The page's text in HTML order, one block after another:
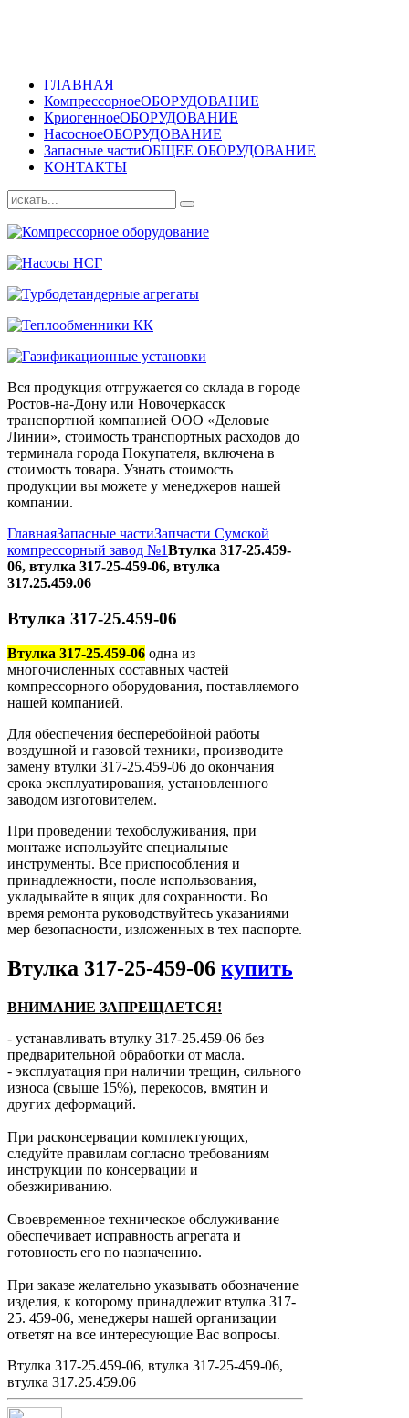
ГЛАВНАЯ
КомпрессорноеОБОРУДОВАНИЕ
КриогенноеОБОРУДОВАНИЕ
НасосноеОБОРУДОВАНИЕ
Запасные частиОБЩЕЕ ОБОРУДОВАНИЕ
КОНТАКТЫ
Вся продукция отгружается со склада в городе
Ростов-на-Дону или Новочеркасск
транспортной компанией ООО «Деловые
Линии», стоимость транспортных расходов до
терминала города Покупателя, включена в
стоимость товара. Узнать стоимость
продукции вы можете у менеджеров нашей
компании.
ГлавнаяЗапасные частиЗапчасти Сумской
компрессорный завод №1Втулка 317-25.459-
06, втулка 317-25-459-06, втулка
317.25.459.06
Втулка 317-25.459-06
Втулка 317-25.459-06 одна из
многочисленных составных частей
компрессорного оборудования, поставляемого
нашей компанией.
Для обеспечения бесперебойной работы
воздушной и газовой техники, производите
замену втулки 317-25.459-06 до окончания
срока эксплуатирования, установленного
заводом изготовителем.
При проведении техобслуживания, при
монтаже используйте специальные
инструменты. Все приспособления и
принадлежности, после использования,
укладывайте в ящик для сохранности. Во
время ремонта руководствуйтесь указаниями
мер безопасности, изложенных в тех паспорте.
Втулка 317-25-459-06 купить
ВНИМАНИЕ ЗАПРЕЩАЕТСЯ!
- устанавливать втулку 317-25.459-06 без
предварительной обработки от масла.
- эксплуатация при наличии трещин, сильного
износа (свыше 15%), перекосов, вмятин и
других деформаций.
При расконсервации комплектующих,
следуйте правилам согласно требованиям
инструкции по консервации и
обезжириванию.
Своевременное техническое обслуживание
обеспечивает исправность агрегата и
готовность его по назначению.
При заказе желательно указывать обозначение
изделия, к которому принадлежит втулка 317-
25. 459-06, менеджеры нашей организации
ответят на все интересующие Вас вопросы.
Втулка 317-25.459-06, втулка 317-25-459-06,
втулка 317.25.459.06